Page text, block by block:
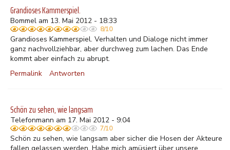
Grandioses Kammerspiel.
Bommel am 13. Mai 2012 - 18:33
8/10
Grandioses Kammerspiel. Verhalten und Dialoge nicht immer
ganz nachvollziehbar, aber durchweg zum lachen. Das Ende
kommt aber einfach zu abrupt.
Permalink
Antworten
Schön zu sehen, wie langsam
Telefonmann am 17. Mai 2012 - 9:04
7/10
Schön zu sehen, wie langsam aber sicher die Hosen der Akteure